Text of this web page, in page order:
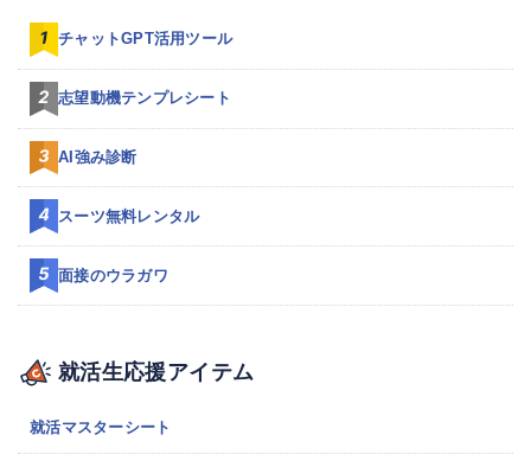
チャットGPT活用ツール
志望動機テンプレシート
AI強み診断
スーツ無料レンタル
面接のウラガワ
就活生応援アイテム
就活マスターシート